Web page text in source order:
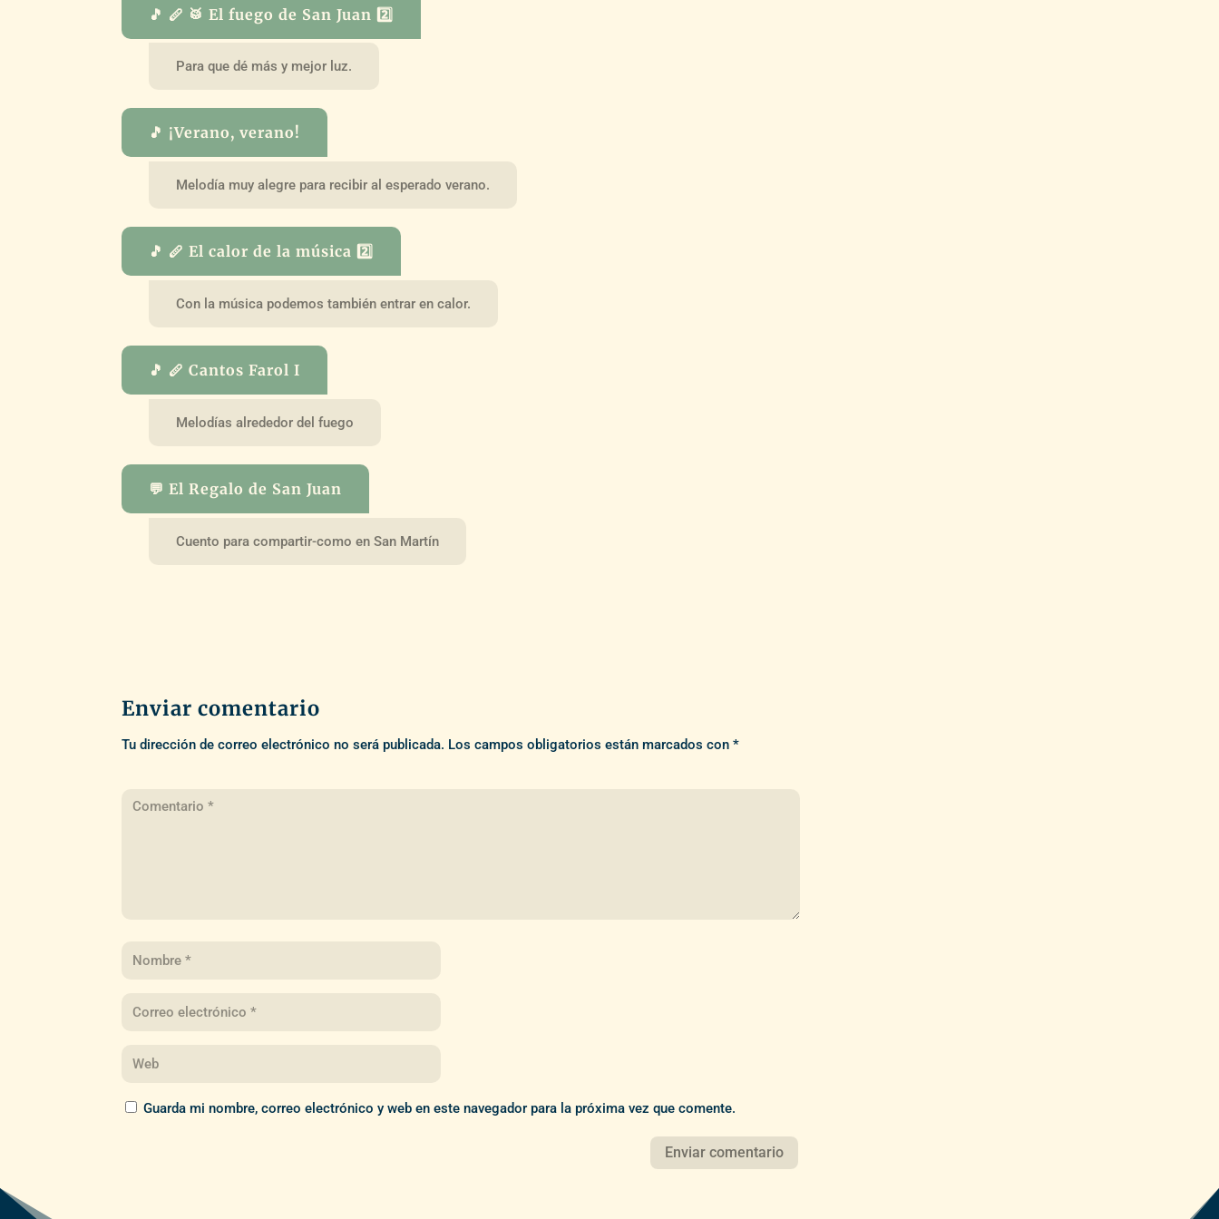
🎵 🪈 🥁 El fuego de San Juan 2️⃣
Para que dé más y mejor luz.
🎵 ¡Verano, verano!
Melodía muy alegre para recibir al esperado verano.
🎵 🪈 El calor de la música 2️⃣
Con la música podemos también entrar en calor.
🎵 🪈 Cantos Farol I
Melodías alrededor del fuego
💬 El Regalo de San Juan
Cuento para compartir-como en San Martín
Enviar comentario
Tu dirección de correo electrónico no será publicada. Los campos obligatorios están marcados con*
Guarda mi nombre, correo electrónico y web en este navegador para la próxima vez que comente.